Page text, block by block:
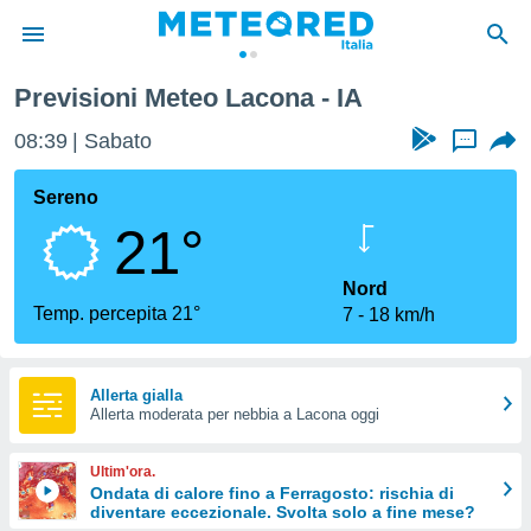
di
per
le
di
Web
le
Previsioni Meteo Lacona - IA
08:39 Sabato ...
Sereno
21°
Temp. percepita 21°
Nord
7
18 km/h
Allerta gialla
Allerta moderata per nebbia a Lacona oggi
Ultim'ora.
Ondata di calore fino a Ferragosto: rischia di
diventare eccezionale. Svolta solo a fine mese?